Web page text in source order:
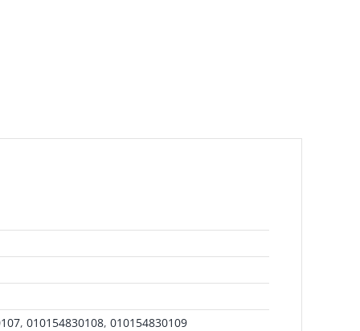
, 010154830108, 010154830109